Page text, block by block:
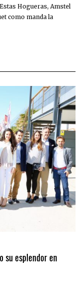
Hogueras, Amstel
como manda la
su esplendor en